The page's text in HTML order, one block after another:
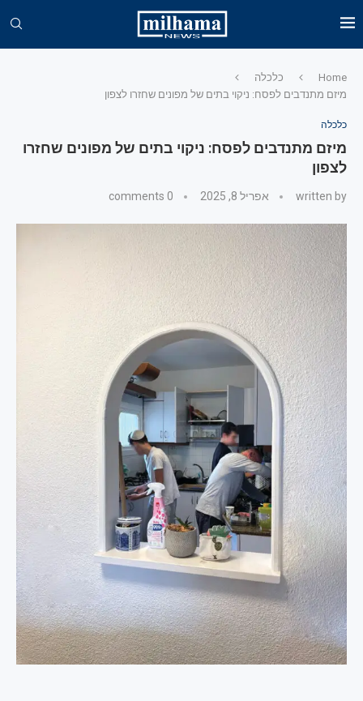
Home
כלכלה
מיזם מתנדבים לפסח: ניקוי בתים של מפונים שחזרו לצפון
כלכלה
מיזם מתנדבים לפסח: ניקוי בתים של מפונים שחזרו
לצפון
written by אפריל 8, 2025 0 comments